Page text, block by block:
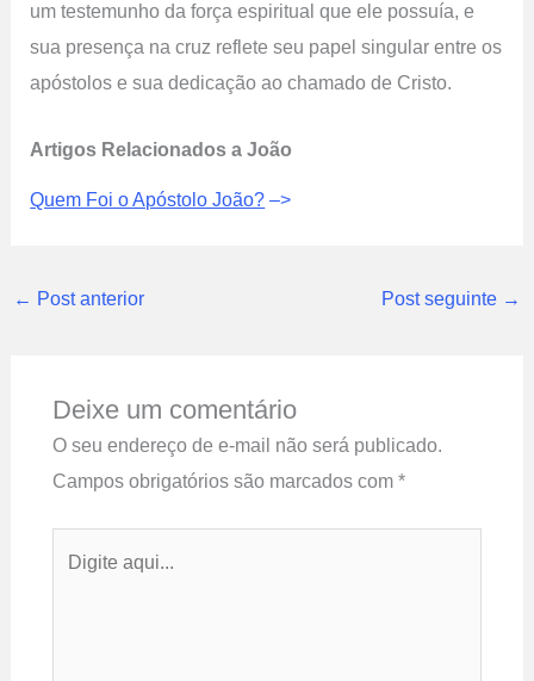
um testemunho da força espiritual que ele possuía, e
sua presença na cruz reflete seu papel singular entre os
apóstolos e sua dedicação ao chamado de Cristo.
Artigos Relacionados a João
Quem Foi o Apóstolo João? –>
← Post anterior Post seguinte →
Deixe um comentário
O seu endereço de e-mail não será publicado.
Campos obrigatórios são marcados com *